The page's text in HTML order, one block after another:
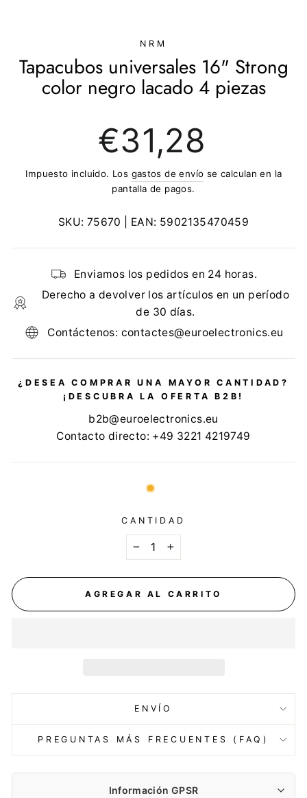
NRM
Tapacubos universales 16" Strong
color negro lacado 4 piezas
regular
€31,28
Impuesto incluido. Los gastos de envío se calculan en la
pantalla de pagos.
SKU: 75670 | EAN: 5902135470459
Enviamos los pedidos en 24 horas.
Derecho a devolver los artículos en un período
de 30 días.
Contáctenos: contactes@euroelectronics.eu
¿DESEA COMPRAR UNA MAYOR CANTIDAD?
¡DESCUBRA LA OFERTA B2B!
b2b@euroelectronics.eu
Contacto directo: +49 3221 4219749
CANTIDAD
+
AGREGAR AL CARRITO
ENVÍO
PREGUNTAS MÁS FRECUENTES (FAQ)
Información GPSR